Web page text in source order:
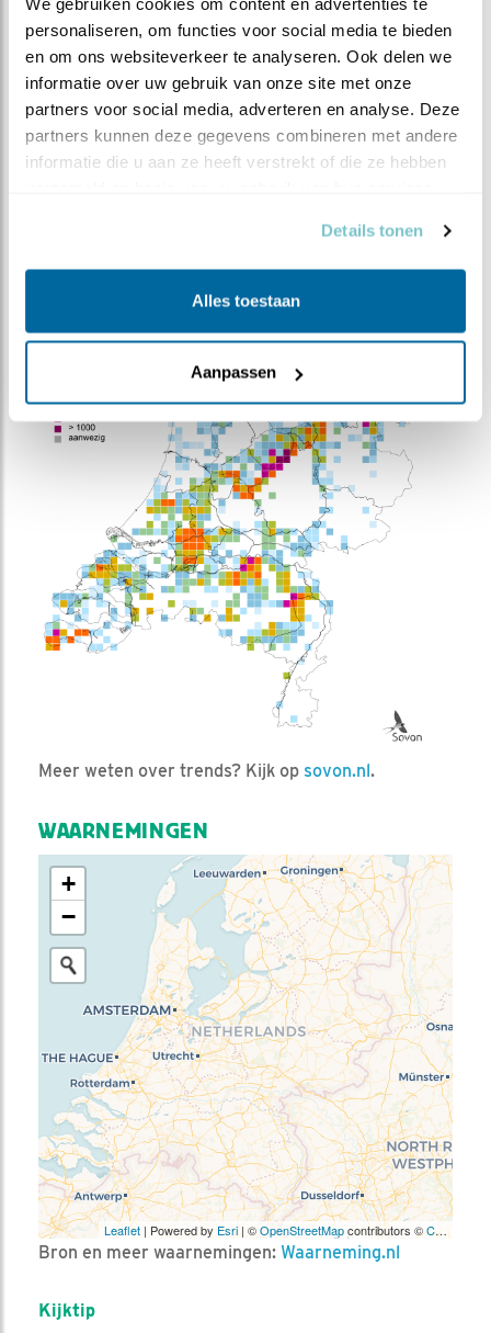
personaliseren, om functies voor social media te bieden
en om ons websiteverkeer te analyseren. Ook delen we
informatie over uw gebruik van onze site met onze
partners voor social media, adverteren en analyse. Deze
partners kunnen deze gegevens combineren met andere
informatie die u aan ze heeft verstrekt of die ze hebben
Details tonen
Alles toestaan
Aanpassen
Aantal broedparen Geen broedvogel
Geschat maximum
aantal overwinteraars
3500-11.100 (2016/17-
2020/21)
Doortrekkers
1400-7600, nov
Meer weten over trends? Kijk op sovon.nl.
WAARNEMINGEN
+
−
Leaflet | Powered byEsri| ©OpenStreetMapcontributors ©CARTO
Bron en meer waarnemingen: Waarneming.nl
Kijktip